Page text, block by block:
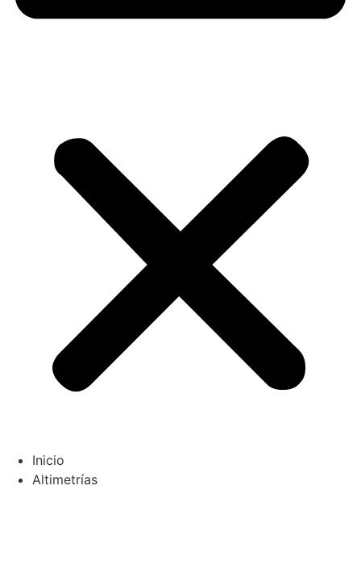
Inicio
Altimetrías